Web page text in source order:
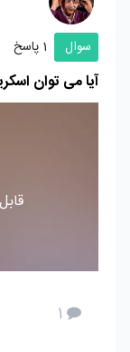
سوال 1 پاسخ
آیا می توان
1